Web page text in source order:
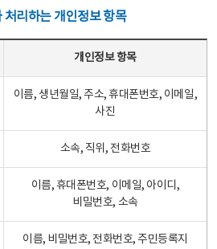
처리하는 개인정보 항목
개인정보 항목
이름, 생년월일, 주소, 휴대폰번호, 이메일,
사진
소속, 직위, 전화번호
이름, 휴대폰번호, 이메일, 아이디,
비밀번호, 소속
이름, 비밀번호, 전화번호, 주민등록지